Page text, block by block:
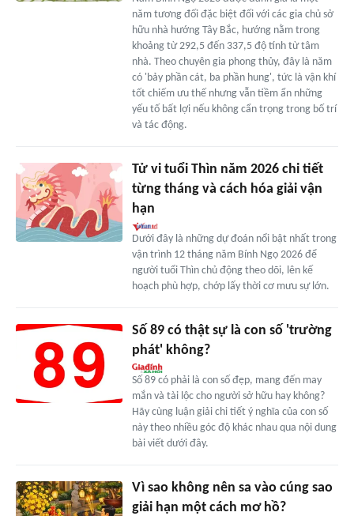
năm tương đối đặc biệt đối với các gia chủ sở
hữu nhà hướng Tây Bắc, hướng nằm trong
khoảng từ 292,5 đến 337,5 độ tính từ tâm
nhà. Theo chuyên gia phong thủy, đây là năm
có 'bảy phần cát, ba phần hung', tức là vận khí
tốt chiếm ưu thế nhưng vẫn tiềm ẩn những
yếu tố bất lợi nếu không cẩn trọng trong bố trí
và tác động.
Tử vi tuổi Thìn năm 2026 chi tiết
từng tháng và cách hóa giải vận
hạn
Dưới đây là những dự đoán nổi bật nhất trong
vận trình 12 tháng năm Bính Ngọ 2026 để
người tuổi Thìn chủ động theo dõi, lên kế
hoạch phù hợp, chớp lấy thời cơ mưu sự lớn.
Số 89 có thật sự là con số 'trường
phát' không?
Số 89 có phải là con số đẹp, mang đến may
mắn và tài lộc cho người sở hữu hay không?
Hãy cùng luận giải chi tiết ý nghĩa của con số
này theo nhiều góc độ khác nhau qua nội dung
bài viết dưới đây.
Vì sao không nên sa vào cúng sao
giải hạn một cách mơ hồ?